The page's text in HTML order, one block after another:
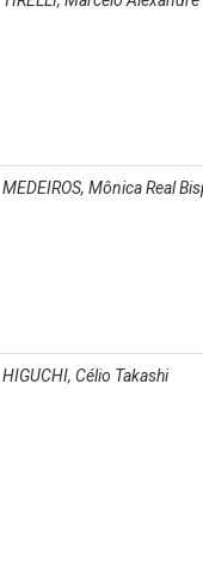
MEDEIROS, Mônica Real
HIGUCHI, Célio Takashi